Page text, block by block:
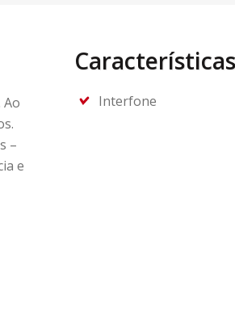
Ao
–
e
Interfone